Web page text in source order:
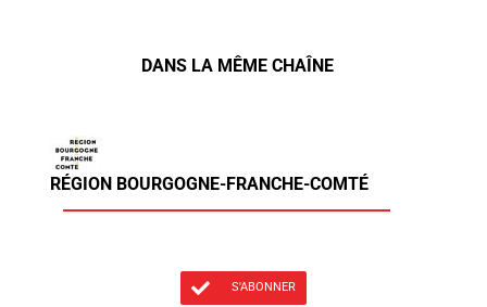
DANS LA MÊME CHAÎNE
RÉGION BOURGOGNE-FRANCHE-COMTÉ
S'ABONNER